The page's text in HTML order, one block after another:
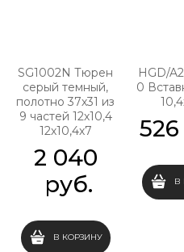
SG1002N Тюрен
серый темный,
полотно 37х31 из
9 частей 12х10,4
12х10,4х7
2 040
руб.
В КОРЗИНУ
HGD/
0
526
В